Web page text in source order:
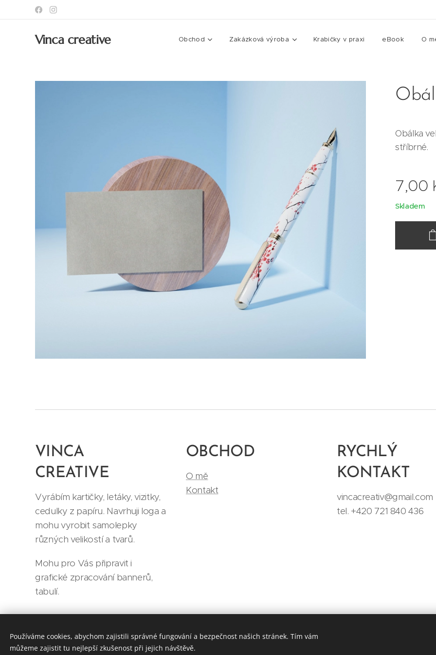
Vinca creative Obchod Zakázková výroba Krabičky v praxi eBook O
Obálka
stříbrné.
7,00
Skladem
VINCA
CREATIVE
Vyrábím kartičky, letáky, vizitky,
cedulky z papíru. Navrhuji loga a
mohu vyrobit samolepky
různých velikostí a tvarů.
Mohu pro Vás připravit i
grafické zpracování bannerů,
tabulí.
OBCHOD
O mě
Kontakt
RYCHLÝ
KONTAKT
vincacreativ@gmail.com
tel. +420 721 840 436
Používáme cookies, abychom zajistili správné fungování a bezpečnost našich stránek. Tím vám
můžeme zajistit tu nejlepší zkušenost při jejich návštěvě.